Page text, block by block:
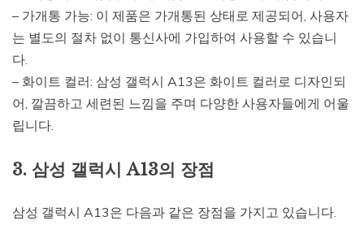
– 가개통 가능: 이 제품은 가개통된 상태로 제공되어, 사용자
는 별도의 절차 없이 통신사에 가입하여 사용할 수 있습니
다.
– 화이트 컬러: 삼성 갤럭시 A13은 화이트 컬러로 디자인되
어, 깔끔하고 세련된 느낌을 주며 다양한 사용자들에게 어울
립니다.
3. 삼성 갤럭시 A13의 장점
삼성 갤럭시 A13은 다음과 같은 장점을 가지고 있습니다.